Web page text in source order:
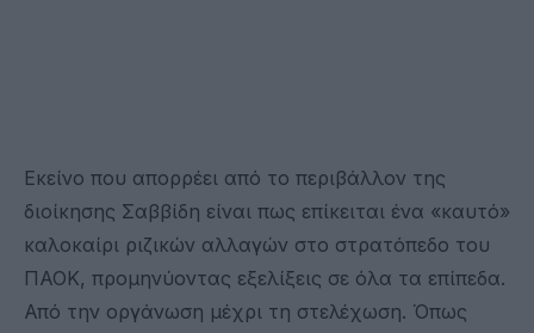
Εκείνο που απορρέει από το περιβάλλον της
διοίκησης Σαββίδη είναι πως επίκειται ένα «καυτό»
καλοκαίρι ριζικών αλλαγών στο στρατόπεδο του
ΠΑΟΚ, προμηνύοντας εξελίξεις σε όλα τα επίπεδα.
Από την οργάνωση μέχρι τη στελέχωση. Όπως